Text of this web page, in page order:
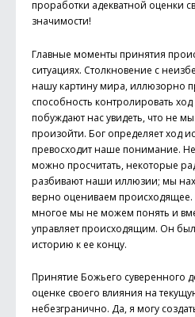
проработки адекватной оценки
значимости!
Главные моменты принятия
ситуациях. Столкновение с
нашу картину мира, иллюзорно
способность контролировать
побуждают нас увидеть, что не
произойти. Бог определяет ход
превосходит наше понимание.
можно просчитать, некоторые
разбивают наши иллюзии; мы
верно оцениваем происходящее.
многое мы не можем понять и
управляет происходящим. Он
историю к ее концу.
Принятие Божьего суверенного
оценке своего влияния на
небезгранично. Да, я могу